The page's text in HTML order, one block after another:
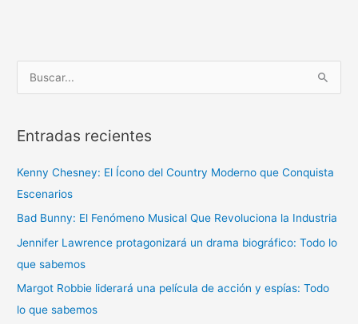
u
c
r
p
o
r
:
Entradas recientes
Kenny Chesney: El Ícono del Country Moderno que Conquista
Escenarios
Bad Bunny: El Fenómeno Musical Que Revoluciona la Industria
Jennifer Lawrence protagonizará un drama biográfico: Todo lo
que sabemos
Margot Robbie liderará una película de acción y espías: Todo
lo que sabemos